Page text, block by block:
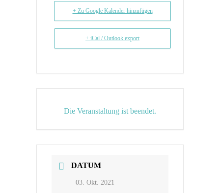
+ Zu Google Kalender hinzufügen
+ iCal / Outlook export
Die Veranstaltung ist beendet.
DATUM
03. Okt. 2021